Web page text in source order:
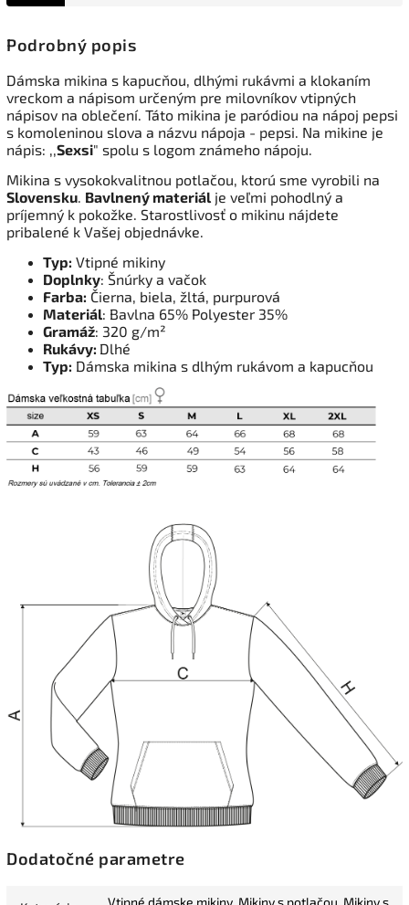
Podrobný popis
Dámska mikina s kapucňou, dlhými rukávmi a klokaním
vreckom a nápisom určeným pre milovníkov vtipných
nápisov na oblečení. Táto mikina je paródiou na nápoj pepsi
s komoleninou slova a názvu nápoja - pepsi. Na mikine je
nápis: ,,Sexsi" spolu s logom známeho nápoju.
Mikina s vysokokvalitnou potlačou, ktorú sme vyrobili na
Slovensku. Bavlnený materiál je veľmi pohodlný a
príjemný k pokožke. Starostlivosť o mikinu nájdete
pribalené k Vašej objednávke.
Typ: Vtipné mikiny
Doplnky: Šnúrky a vačok
Farba: Čierna, biela, žltá, purpurová
Materiál: Bavlna 65% Polyester 35%
Gramáž: 320 g/m²
Rukávy: Dlhé
Typ: Dámska mikina s dlhým rukávom a kapucňou
Dodatočné parametre
Vtipné dámske mikiny, Mikiny s potlačou, Mikiny s